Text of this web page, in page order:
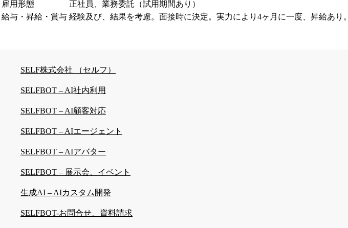
雇用形態
正社員、業務委託（試用期間あり）
給与・昇給・賞与 経験及び、結果を考慮。面接時に決定。実力により4ヶ月に一度、昇給あり。
SELF株式会社 （セルフ）
SELFBOT – AI社内利用
SELFBOT – AI顧客対応
SELFBOT – AIエージェント
SELFBOT – AIアバター
SELFBOT – 展示会、イベント
生成AI – AIカスタム開発
SELFBOT-お問合せ、資料請求